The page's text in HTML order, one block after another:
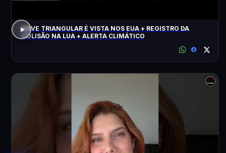
NAVE TRIANGULAR É VISTA NOS EUA + REGISTRO DA
COLISÃO NA LUA + ALERTA CLIMÁTICO